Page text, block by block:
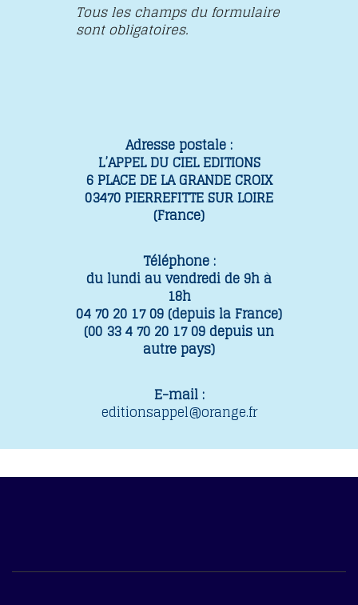
Tous les champs du formulaire
sont obligatoires.
Adresse postale :
L’APPEL DU CIEL EDITIONS
6 PLACE DE LA GRANDE CROIX
03470 PIERREFITTE SUR LOIRE
(France)
Téléphone :
du lundi au vendredi de 9h à
18h
04 70 20 17 09 (depuis la France)
(00 33 4 70 20 17 09 depuis un
autre pays)
E-mail :
editionsappel@orange.fr